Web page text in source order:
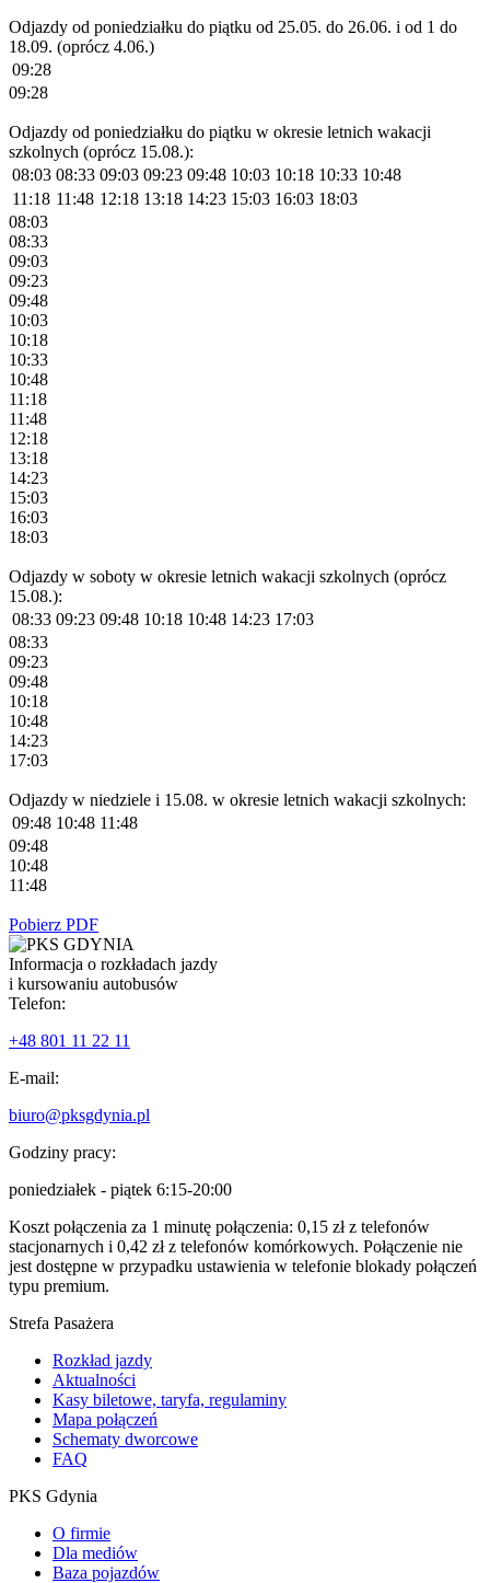
Odjazdy od poniedziałku do piątku od 25.05. do 26.06. i od 1 do
18.09. (oprócz 4.06.)
09:28
09:28
Odjazdy od poniedziałku do piątku w okresie letnich wakacji
szkolnych (oprócz 15.08.):
08:03 08:33 09:03 09:23 09:48 10:03 10:18 10:33 10:48
11:18 11:48 12:18 13:18 14:23 15:03 16:03 18:03
08:03
08:33
09:03
09:23
09:48
10:03
10:18
10:33
10:48
11:18
11:48
12:18
13:18
14:23
15:03
16:03
18:03
Odjazdy w soboty w okresie letnich wakacji szkolnych (oprócz
15.08.):
08:33 09:23 09:48 10:18 10:48 14:23 17:03
08:33
09:23
09:48
10:18
10:48
14:23
17:03
Odjazdy w niedziele i 15.08. w okresie letnich wakacji szkolnych:
09:48 10:48 11:48
09:48
10:48
11:48
Pobierz PDF
Informacja o rozkładach jazdy
i kursowaniu autobusów
Telefon:
+48 801 11 22 11
E-mail:
biuro@pksgdynia.pl
Godziny pracy:
poniedziałek - piątek 6:15-20:00
Koszt połączenia za 1 minutę połączenia: 0,15 zł z telefonów
stacjonarnych i 0,42 zł z telefonów komórkowych. Połączenie nie
jest dostępne w przypadku ustawienia w telefonie blokady połączeń
typu premium.
Strefa Pasażera
Rozkład jazdy
Aktualności
Kasy biletowe, taryfa, regulaminy
Mapa połączeń
Schematy dworcowe
FAQ
PKS Gdynia
O firmie
Dla mediów
Baza pojazdów